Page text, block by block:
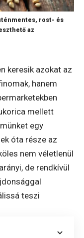
rost- és
az
keresik azokat az
hanem
mellett
egy
óta része az
nem véletlenül
de rendkívül
teszi